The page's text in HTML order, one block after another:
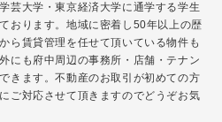
芸大学・東京経済大学に通学する学生
おります。地域に密着し50年以上の歴
ら賃貸管理を任せて頂いている物件も
にも府中周辺の事務所・店舗・テナン
きます。不動産のお取引が初めての方
ご対応させて頂きますのでどうぞお気